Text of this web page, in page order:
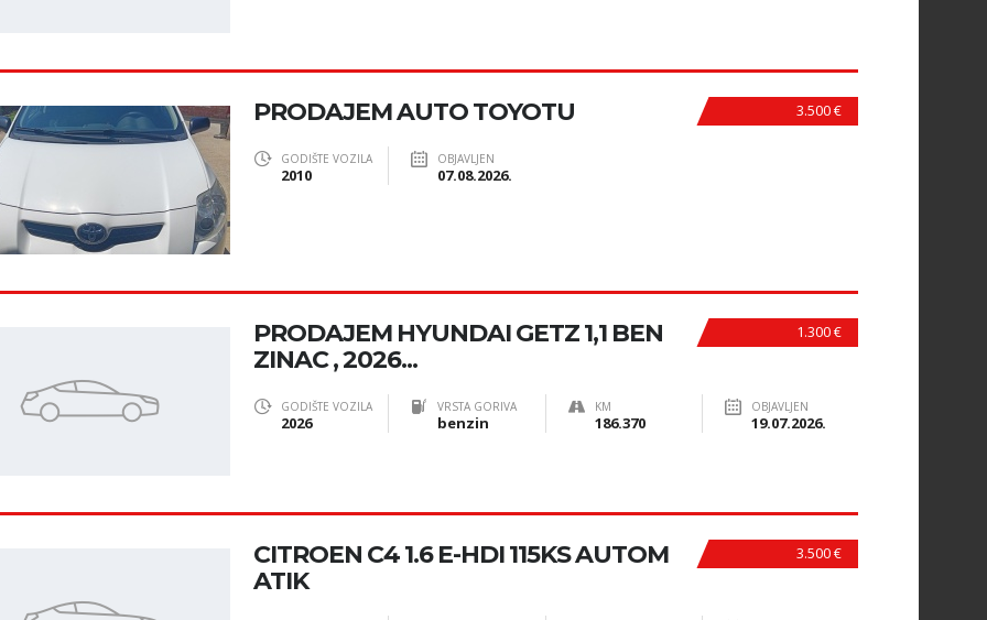
3.500 €
PRODAJEM AUTO TOYOTU
GODIŠTE VOZILA
2010
OBJAVLJEN
07.08.2026.
1.300 €
PRODAJEM HYUNDAI GETZ 1,1 BEN
ZINAC , 2026...
GODIŠTE VOZILA
2026
VRSTA GORIVA
benzin
KM
186.370
OBJAVLJEN
19.07.2026.
3.500 €
CITROEN C4 1.6 E-HDI 115KS AUTOM
ATIK